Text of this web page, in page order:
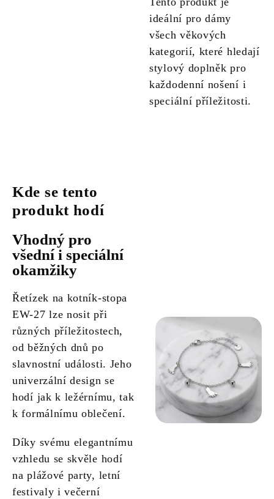
ideální pro dámy
všech věkových
kategorií, které hledají
stylový doplněk pro
každodenní nošení i
speciální příležitosti.
Kde se tento
produkt hodí
Vhodný pro
všední i speciální
okamžiky
Řetízek na kotník-stopa
EW-27 lze nosit při
různých příležitostech,
od běžných dnů po
slavnostní události. Jeho
univerzální design se
hodí jak k ležérnímu, tak
k formálnímu oblečení.
Díky svému elegantnímu
vzhledu se skvěle hodí
na plážové party, letní
festivaly i večerní